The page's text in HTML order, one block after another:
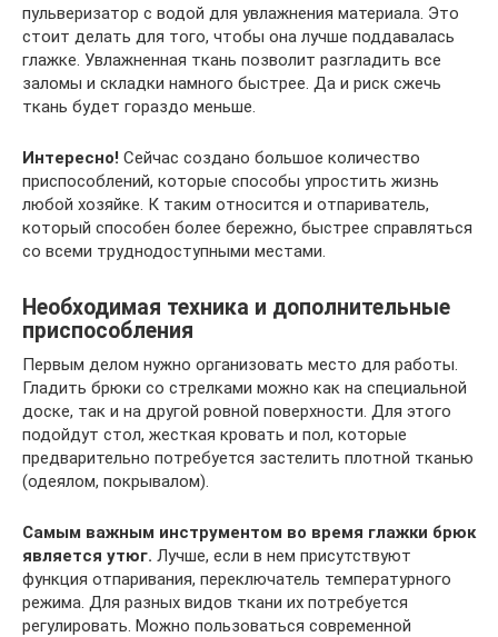
пульверизатор с водой для увлажнения материала. Это
стоит делать для того, чтобы она лучше поддавалась
глажке. Увлажненная ткань позволит разгладить все
заломы и складки намного быстрее. Да и риск сжечь
ткань будет гораздо меньше.
Интересно! Сейчас создано большое количество
приспособлений, которые способы упростить жизнь
любой хозяйке. К таким относится и отпариватель,
который способен более бережно, быстрее справляться
со всеми труднодоступными местами.
Необходимая техника и дополнительные
приспособления
Первым делом нужно организовать место для работы.
Гладить брюки со стрелками можно как на специальной
доске, так и на другой ровной поверхности. Для этого
подойдут стол, жесткая кровать и пол, которые
предварительно потребуется застелить плотной тканью
(одеялом, покрывалом).
Самым важным инструментом во время глажки брюк
является утюг. Лучше, если в нем присутствуют
функция отпаривания, переключатель температурного
режима. Для разных видов ткани их потребуется
регулировать. Можно пользоваться современной